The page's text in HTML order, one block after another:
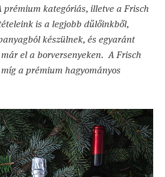
kategóriás, illetve a Frisch
is a legjobb dűlőinkből,
készülnek, és egyaránt
el a borversenyeken. A Frisch
a prémium hagyományos